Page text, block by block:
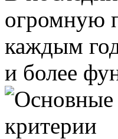
огромную
каждым
и более